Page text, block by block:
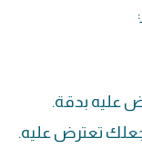
عليه بدقة.
تجعلك تعترض عليه.